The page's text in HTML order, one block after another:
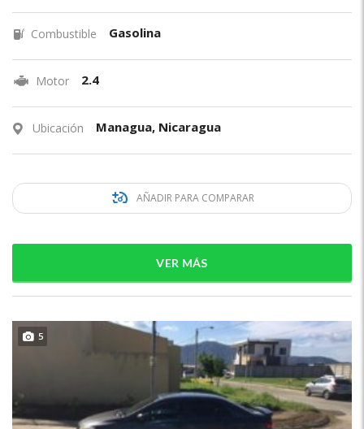
Combustible Gasolina
Motor 2.4
Ubicación Managua, Nicaragua
AÑADIR PARA COMPARAR
VER MÁS
5